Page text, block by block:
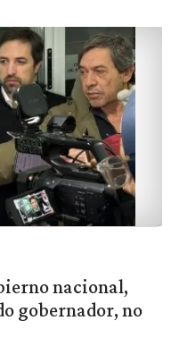
nacional,
gobernador, no